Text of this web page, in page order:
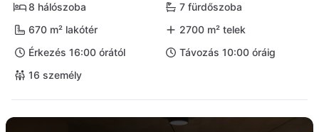
8 hálószoba
7 fürdőszoba
670 m² lakótér
2700 m² telek
Érkezés 16:00 órától
Távozás 10:00 óráig
16 személy